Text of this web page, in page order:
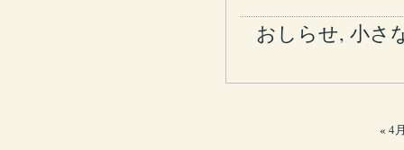
おしらせ, 小さ
« 4